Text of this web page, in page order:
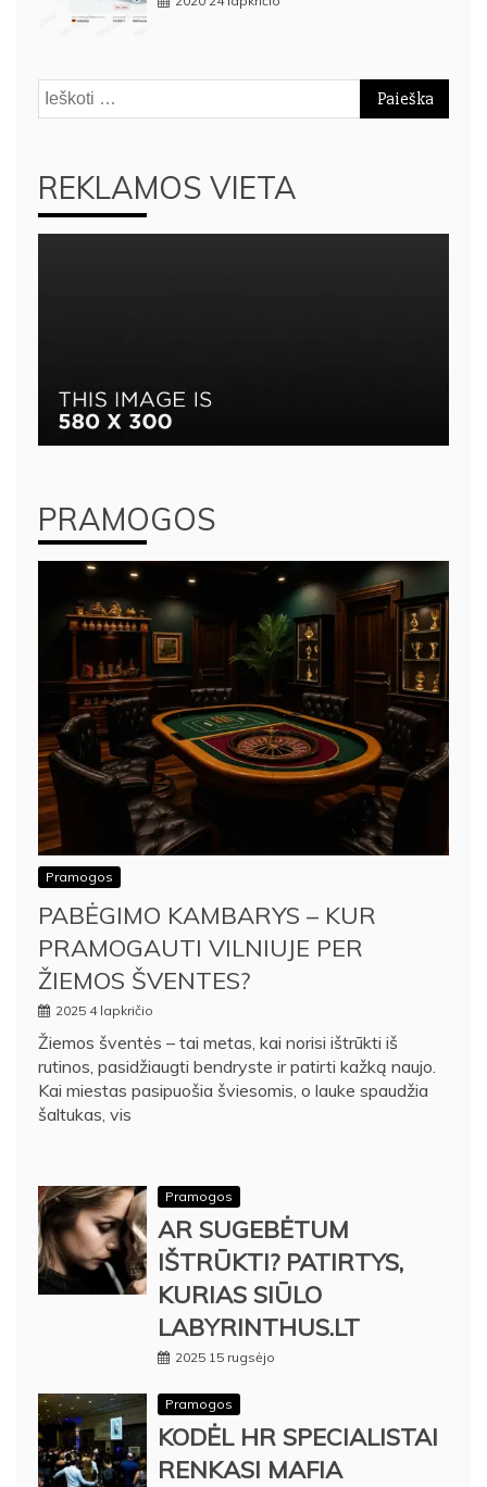
Ieškoti:
REKLAMOS VIETA
PRAMOGOS
Pramogos
PABĖGIMO KAMBARYS – KUR
PRAMOGAUTI VILNIUJE PER
ŽIEMOS ŠVENTES?
2025 4 lapkričio
Žiemos šventės – tai metas, kai norisi ištrūkti iš
rutinos, pasidžiaugti bendryste ir patirti kažką naujo.
Kai miestas pasipuošia šviesomis, o lauke spaudžia
šaltukas, vis
Pramogos
AR SUGEBĖTUM
IŠTRŪKTI? PATIRTYS,
KURIAS SIŪLO
LABYRINTHUS.LT
2025 15 rugsėjo
Pramogos
KODĖL HR SPECIALISTAI
RENKASI MAFIA